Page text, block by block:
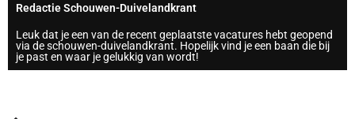
Redactie Schouwen-Duivelandkrant
Leuk dat je een van de recent geplaatste vacatures hebt geopend
via de schouwen-duivelandkrant. Hopelijk vind je een baan die bij
je past en waar je gelukkig van wordt!